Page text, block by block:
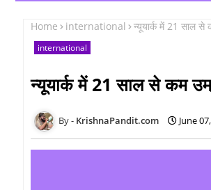
Home international न्यूयार्क में 21 साल से
international
न्यूयार्क में 21 साल से कम
KrishnaPandit.com June